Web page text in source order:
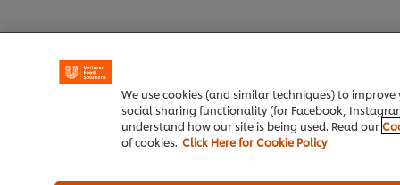
We use cookies (and similar techniques) to
social sharing functionality (for Facebook,
understand how our site is being used. Read our
of cookies. Click Here for Cookie Policy